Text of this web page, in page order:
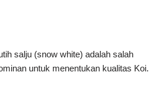
salju (snow white) adalah salah
untuk menentukan kualitas Koi.